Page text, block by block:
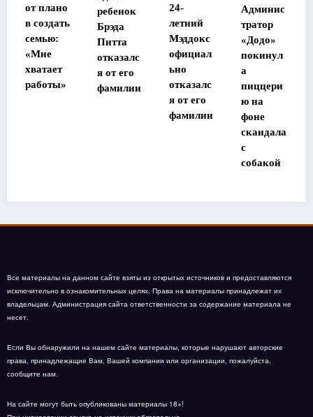
ребенок
Брэда
Питта
отказалс
я от его
фамилии
24-
летний
Мэддокс
официал
ьно
отказалс
Админис
тратор
«Додо»
покинул
а
пиццери
ю на
фоне
потеряв
шей
память
в Таилан
участниц
ы
«Дома-2»
Все материалы на данном сайте взяты из открытых источников и предоставляются
исключительно в ознакомительных целях. Права на материалы принадлежат их
владельцам. Администрация сайта ответственности за содержание материала не
несет.
Если Вы обнаружили на нашем сайте материалы, которые нарушают авторские
права, принадлежащие Вам, Вашей компании или организации, пожалуйста,
сообщите нам.
На сайте могут быть опубликованы материалы 18+!